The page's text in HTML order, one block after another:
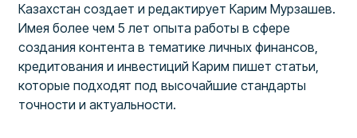
Казахстан создает и редактирует Карим Мурзашев.
Имея более чем 5 лет опыта работы в сфере
создания контента в тематике личных финансов,
кредитования и инвестиций Карим пишет статьи,
которые подходят под высочайшие стандарты
точности и актуальности.